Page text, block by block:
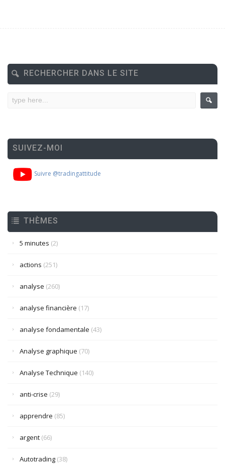
RECHERCHER DANS LE SITE
SUIVEZ-MOI
Suivre @tradingattitude
THÈMES
5 minutes (2)
actions (251)
analyse (260)
analyse financière (17)
analyse fondamentale (43)
Analyse graphique (70)
Analyse Technique (140)
anti-crise (29)
apprendre (85)
argent (66)
Autotrading (38)